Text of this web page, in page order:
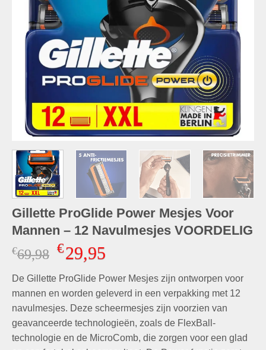
Gillette ProGlide Power Mesjes Voor
Mannen – 12 Navulmesjes VOORDELIG
€69,98 Oorspronkelijke
was:
€69,98.
€29,95Huidige
is:
€29,95.
De Gillette ProGlide Power Mesjes zijn ontworpen voor
mannen en worden geleverd in een verpakking met 12
navulmesjes. Deze scheermesjes zijn voorzien van
geavanceerde technologieën, zoals de FlexBall-
technologie en de MicroComb, die zorgen voor een glad